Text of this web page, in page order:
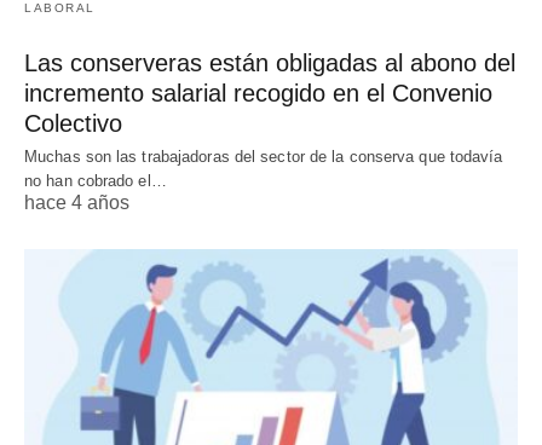
LABORAL
Las conserveras están obligadas al abono del
incremento salarial recogido en el Convenio
Colectivo
Muchas son las trabajadoras del sector de la conserva que todavía
no han cobrado el…
hace 4 años